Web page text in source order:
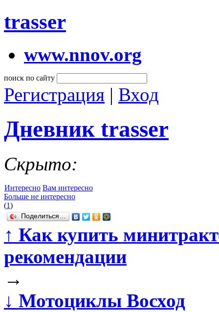
trasser
www.nnov.org
поиск по сайту
Регистрация | Вход
Дневник trasser
Скрыто:
Интересно Вам интересно
Больше не интересно
(1)
Поделиться…
↑ Как купить
рекомендации
→
↓ Мотоциклы Восход